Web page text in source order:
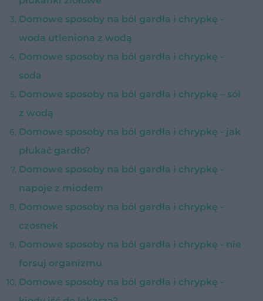
Domowe sposoby na ból gardła i chrypkę -
woda utleniona z wodą
Domowe sposoby na ból gardła i chrypkę -
soda
Domowe sposoby na ból gardła i chrypkę – sól
z wodą
Domowe sposoby na ból gardła i chrypkę - jak
płukać gardło?
Domowe sposoby na ból gardła i chrypkę -
napoje z miodem
Domowe sposoby na ból gardła i chrypkę -
czosnek
Domowe sposoby na ból gardła i chrypkę - nie
forsuj organizmu
Domowe sposoby na ból gardła i chrypkę -